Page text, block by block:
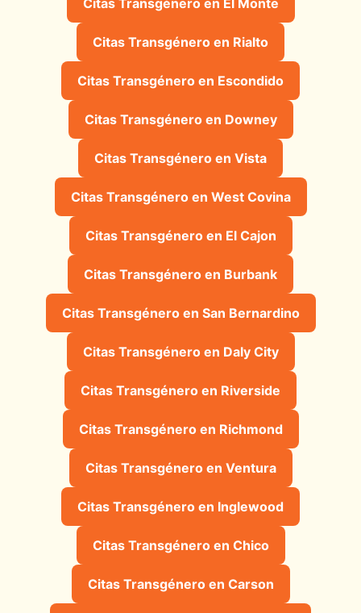
Citas Transgénero en Rialto
Citas Transgénero en Escondido
Citas Transgénero en Downey
Citas Transgénero en Vista
Citas Transgénero en West Covina
Citas Transgénero en El Cajon
Citas Transgénero en Burbank
Citas Transgénero en San Bernardino
Citas Transgénero en Daly City
Citas Transgénero en Riverside
Citas Transgénero en Richmond
Citas Transgénero en Ventura
Citas Transgénero en Inglewood
Citas Transgénero en Chico
Citas Transgénero en Carson